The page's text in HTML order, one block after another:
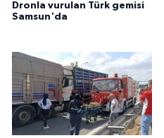
Dronla vurulan Türk gemisi
Samsun'da